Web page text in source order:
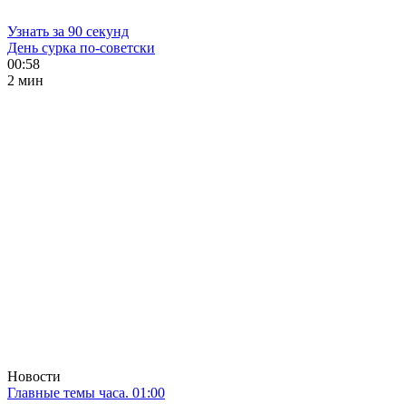
Узнать за 90 секунд
День сурка по-советски
00:58
2 мин
Новости
Главные темы часа. 01:00